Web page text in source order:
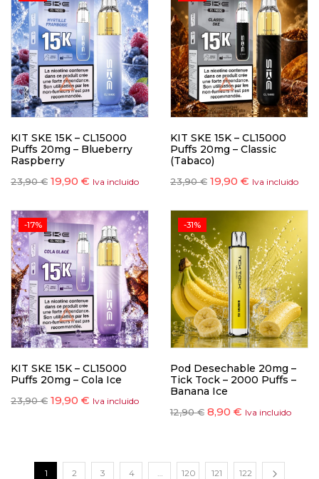
KIT SKE 15K – CL15000
Puffs 20mg – Blueberry
Raspberry
23,90€ 19,90 € Iva incluido
KIT SKE 15K – CL15000
Puffs 20mg – Classic
(Tabaco)
23,90€ 19,90 € Iva incluido
-17%
KIT SKE 15K – CL15000
Puffs 20mg – Cola Ice
23,90€ 19,90 € Iva incluido
-31%
Pod Desechable 20mg –
Tick Tock – 2000 Puffs –
Banana Ice
12,90€ 8,90 € Iva incluido
1 2 3 4 … 120 121 122